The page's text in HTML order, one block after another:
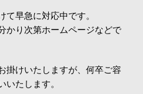
て早急に対応中です。
かり次第ホームページなどで
掛けいたしますが、何卒ご容
いたします。